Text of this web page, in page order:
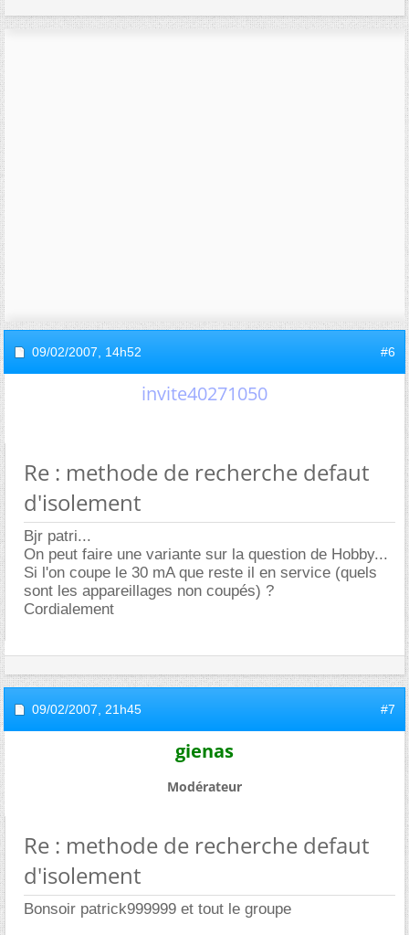
09/02/2007, 14h52 #6
invite40271050
Re : methode de recherche defaut
d'isolement
Bjr patri...
On peut faire une variante sur la question de Hobby...
Si l'on coupe le 30 mA que reste il en service (quels
sont les appareillages non coupés) ?
Cordialement
09/02/2007, 21h45 #7
gienas
Modérateur
Re : methode de recherche defaut
d'isolement
Bonsoir patrick999999 et tout le groupe